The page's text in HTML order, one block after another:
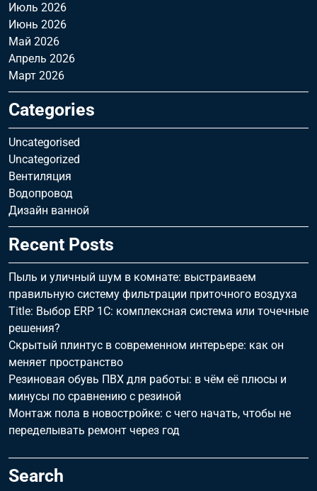
Июль 2026
Июнь 2026
Май 2026
Апрель 2026
Март 2026
Categories
Uncategorised
Uncategorized
Вентиляция
Водопровод
Дизайн ванной
Recent Posts
Пыль и уличный шум в комнате: выстраиваем
правильную систему фильтрации приточного воздуха
Title: Выбор ERP 1С: комплексная система или точечные
решения?
Скрытый плинтус в современном интерьере: как он
меняет пространство
Резиновая обувь ПВХ для работы: в чём её плюсы и
минусы по сравнению с резиной
Монтаж пола в новостройке: с чего начать, чтобы не
переделывать ремонт через год
Search